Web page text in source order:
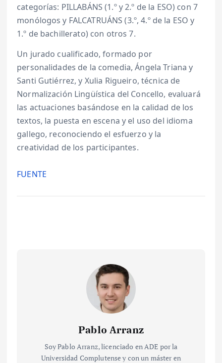
categorías: PILLABÁNS (1.º y 2.º de la ESO) con 7
monólogos y FALCATRUÁNS (3.º, 4.º de la ESO y
1.º de bachillerato) con otros 7.
Un jurado cualificado, formado por
personalidades de la comedia, Ángela Triana y
Santi Gutiérrez, y Xulia Rigueiro, técnica de
Normalización Lingüística del Concello, evaluará
las actuaciones basándose en la calidad de los
textos, la puesta en escena y el uso del idioma
gallego, reconociendo el esfuerzo y la
creatividad de los participantes.
FUENTE
Pablo Arranz
Soy Pablo Arranz, licenciado en ADE por la
Universidad Complutense y con un máster en